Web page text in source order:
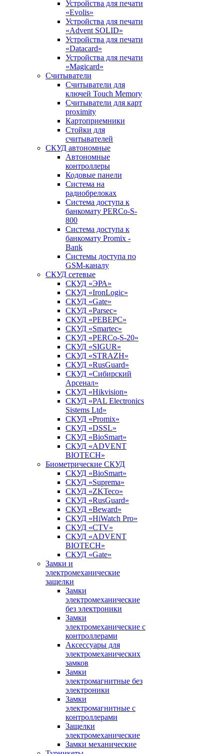
Устройства для печати
«Evolis»
Устройства для печати
«Advent SOLID»
Устройства для печати
«Datacard»
Устройства для печати
«Magicard»
Считыватели
Считыватели для
ключей Touch Memory
Считыватели для карт
proximity
Картоприемники
Стойки для
считывателей
СКУД автономные
Автономные
контроллеры
Кодовые панели
Система на
радиобрелоках
Система доступа к
банкомату PERCo-S-
800
Система доступа к
банкомату Promix -
Bank
Системы доступа по
GSM-каналу
СКУД сетевые
СКУД «ЭРА»
СКУД «IronLogic»
СКУД «Gate»
СКУД «Parsec»
СКУД «РЕВЕРС»
СКУД «Smartec»
СКУД «PERCo-S-20»
СКУД «SIGUR»
СКУД «STRAZH»
СКУД «RusGuard»
СКУД «Сибирский
Арсенал»
СКУД «Hikvision»
СКУД «PAL Electronics
Sistems Ltd»
СКУД «Promix»
СКУД «DSSL»
СКУД «BioSmart»
СКУД «ADVENT
BIOTECH»
Биометрические СКУД
СКУД «BioSmart»
СКУД «Suprema»
СКУД «ZKTeco»
СКУД «RusGuard»
СКУД «Beward»
СКУД «HiWatch Pro»
СКУД «CTV»
СКУД «ADVENT
BIOTECH»
СКУД «Gate»
Замки и
электромеханические
защелки
Замки
электромеханические
без электроники
Замки
электромеханические с
контроллерами
Аксессуары для
электромеханических
замков
Замки
электромагнитные без
электроники
Замки
электромагнитные с
контроллерами
Защелки
электромеханические
Замки механические